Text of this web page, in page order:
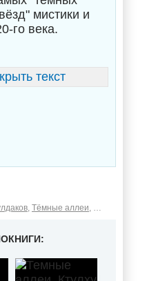
мистики и
го века.
текст
, Тёмные аллеи, Эдгар Аллан По